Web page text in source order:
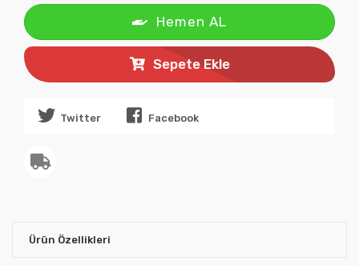
Hemen AL
Sepete Ekle
Twitter Facebook
Ürün Özellikleri